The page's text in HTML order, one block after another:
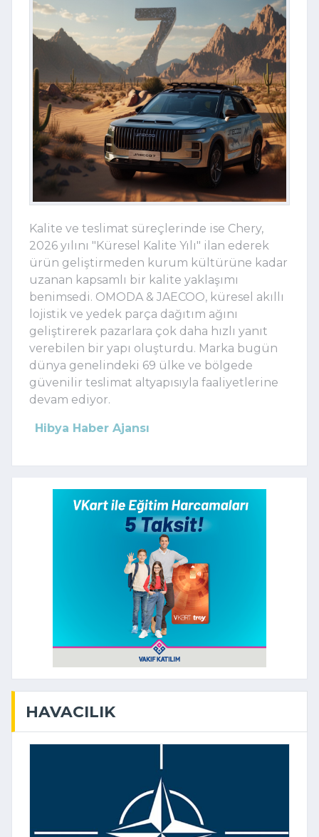
Kalite ve teslimat süreçlerinde ise Chery,
2026 yılını "Küresel Kalite Yılı" ilan ederek
ürün geliştirmeden kurum kültürüne kadar
uzanan kapsamlı bir kalite yaklaşımı
benimsedi. OMODA & JAECOO, küresel akıllı
lojistik ve yedek parça dağıtım ağını
geliştirerek pazarlara çok daha hızlı yanıt
verebilen bir yapı oluşturdu. Marka bugün
dünya genelindeki 69 ülke ve bölgede
güvenilir teslimat altyapısıyla faaliyetlerine
devam ediyor.
Hibya Haber Ajansı
HAVACILIK